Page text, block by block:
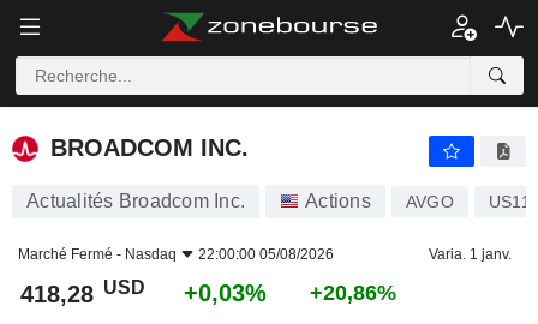
BROADCOM INC.
BROADCOM INC.
Actualités Broadcom Inc. Actions AVGO
Marché Fermé - Nasdaq 22:00:00 05/08/2026 Varia. 1 janv.
418,28 USD +0,03% +20,86%